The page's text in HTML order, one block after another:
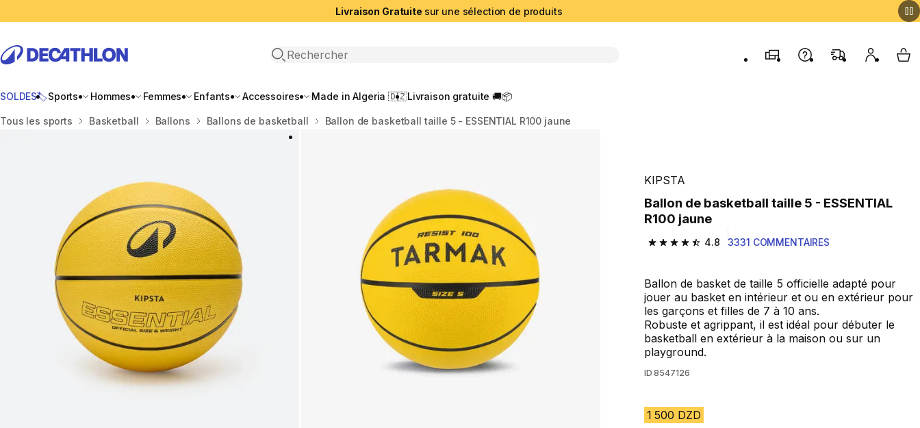
Livraison Gratuite sur une sélection de produits
Recherche ouverte
MagasinsContactez-nous
FAQ Mon My
SOLDES🏷️Sports Hommes Femmes Enfants Accessoires Made in Algeria 🇩🇿Livraison gratuite 🚚📦
Accueil
Tous les sports Basketball Ballons Ballons de basketball Ballon de basketball taille 5 - ESSENTIAL R100 jaune
KIPSTA
Ballon de basketball taille 5 - ESSENTIAL
R100 jaune
4.8
4.8 out of 5 stars from 3331 reviews
3331 COMMENTAIRES
Ballon de basket de taille 5 officielle adapté pour
jouer au basket en intérieur et ou en extérieur pour
les garçons et filles de 7 à 10 ans.
Robuste et agrippant, il est idéal pour débuter le
basketball en extérieur à la maison ou sur un
playground.
ID 8547126
1 500 DZD